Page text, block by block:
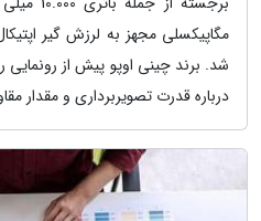
مگاپیکسلی مجهز به لرزش گیر
شد. برند چینی اوپو پیش از
درباره قدرت تصویربرداری و مقدار